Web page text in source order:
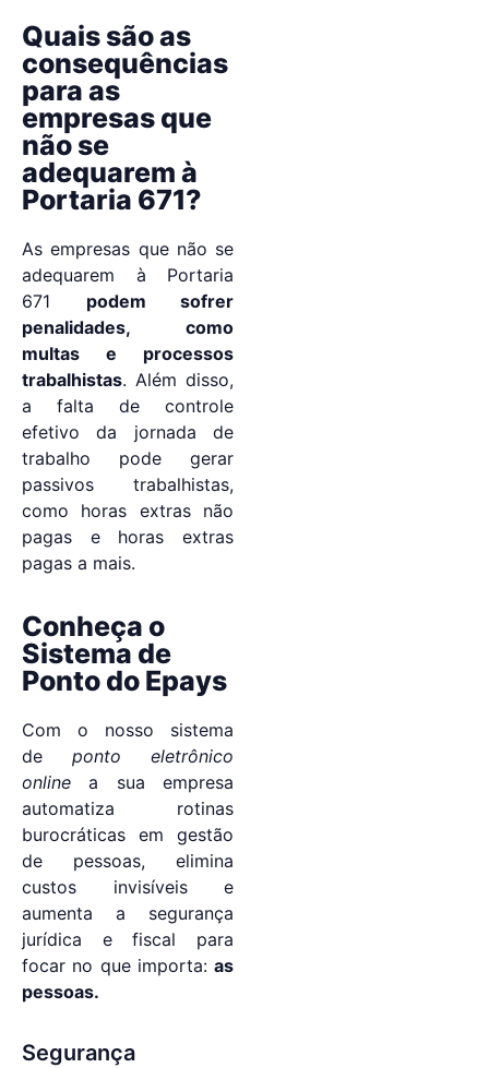
Quais são as
consequências
para as
empresas que
não se
adequarem à
Portaria 671?
As empresas que não se
adequarem à Portaria
671 podem sofrer
penalidades, como
multas e processos
trabalhistas. Além disso,
a falta de controle
efetivo da jornada de
trabalho pode gerar
passivos trabalhistas,
como horas extras não
pagas e horas extras
pagas a mais.
Conheça o
Sistema de
Ponto do Epays
Com o nosso sistema
de ponto eletrônico
online a sua empresa
automatiza rotinas
burocráticas em gestão
de pessoas, elimina
custos invisíveis e
aumenta a segurança
jurídica e fiscal para
focar no que importa: as
pessoas.
Segurança